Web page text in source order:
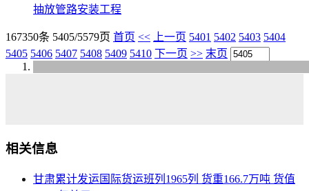
抽放管路安装工程
167350条 5405/5579页 首页 << 上一页 5401 5402 5403 5404
5405 5406 5407 5408 5409 5410 下一页 >> 末页
相关信息
甘肃累计发运国际货运班列1965列 货重166.7万吨 货值